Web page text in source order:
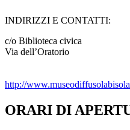
INDIRIZZI E CONTATTI:​
c/o Biblioteca civica
Via dell’Oratorio
http://
ORARI DI